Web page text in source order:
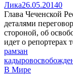
Лика26.05.20140
Глава Чеченской
деталями
стороной, об
идет о репортерах
рамзан
кадыров
В Мире